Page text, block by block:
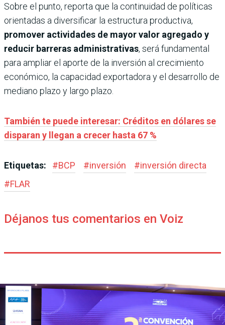
Sobre el punto, reporta que la continuidad de políticas
orientadas a diversificar la estructura productiva,
promover actividades de mayor valor agregado y
reducir barreras administrativas, será fundamental
para ampliar el aporte de la inversión al crecimiento
económico, la capacidad exportadora y el desarrollo de
mediano plazo y largo plazo.
También te puede interesar: Créditos en dólares se
disparan y llegan a crecer hasta 67 %
Etiquetas: #BCP #inversión #inversión directa
#FLAR
Déjanos tus comentarios en Voiz